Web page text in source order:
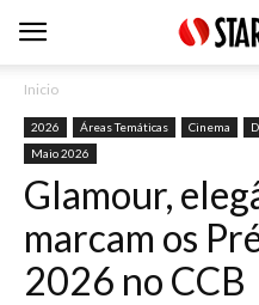
Inicio
2026 Áreas Temáticas Cinema
Maio 2026
Glamour,
marcam os
2026 no CCB